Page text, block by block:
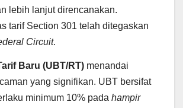
lebih lanjut direncanakan.
tarif Section 301 telah ditegaskan
Circuit.
Baru (UBT/RT) menandai
yang signifikan. UBT bersifat
minimum 10% pada hampir